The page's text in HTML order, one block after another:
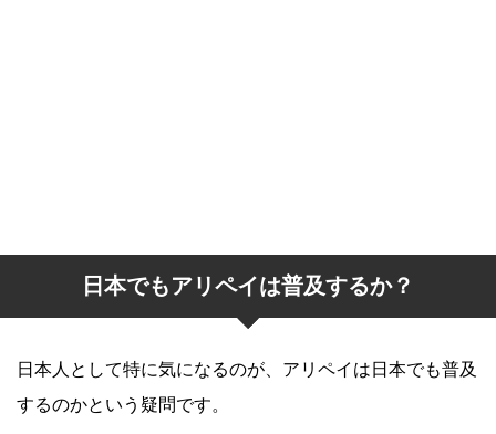
日本でもアリペイは普及するか？
日本人として特に気になるのが、アリペイは日本でも普及
するのかという疑問です。